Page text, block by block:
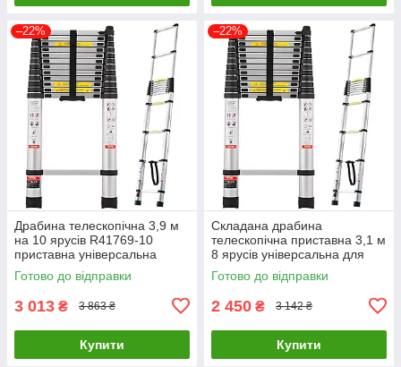
–22%
Драбина телескопічна 3,9 м
на 10 ярусів R41769-10
приставна універсальна
складана драбина для дому
та ремонту
Готово до відправки
3 013 ₴ 3 863 ₴
Купити
–22%
Складана драбина
телескопічна приставна 3,1 м
8 ярусів універсальна для
дому та ремонту R41769- 8
Готово до відправки
2 450 ₴ 3 142 ₴
Купити